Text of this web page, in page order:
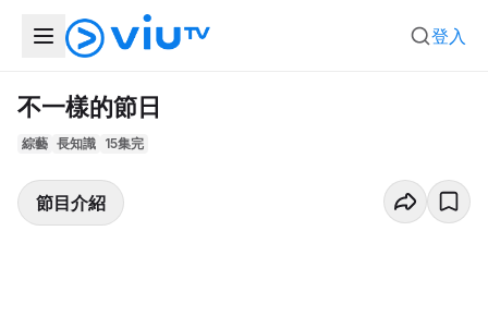
登入
不一樣的節日
綜藝 長知識 15集完
節目介紹